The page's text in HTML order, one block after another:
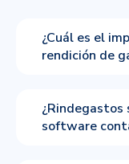
¿Cuál es el
rendición de
¿Rindegastos
software